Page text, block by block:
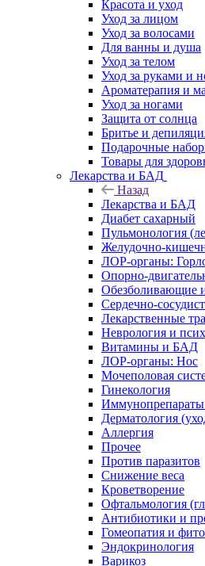
Красота и уход
Уход за лицом
Уход за волосами
Для ванны и душа
Уход за телом
Уход за руками и
Ароматерапия и
Уход за ногами
Защита от солнца
Бритье и
Подарочные
Товары для
Лекарства и БАД
Назад
Лекарства и БАД
Диабет сахарный
Пульмонология
Желудочно-
ЛОР-органы:
Опорно-
Обезболивающие
Сердечно-
Лекарственные
Неврология и
Витамины и БАД
ЛОР-органы: Нос
Мочеполовая
Гинекология
Дерматология
Аллергия
Прочее
Против паразитов
Снижение веса
Кроветворение
Офтальмология
Антибиотики и
Гомеопатия и
Эндокринология
Варикоз